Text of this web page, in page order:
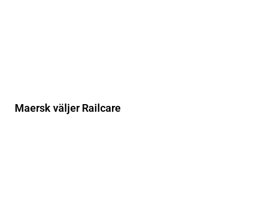
Maersk väljer Railcare